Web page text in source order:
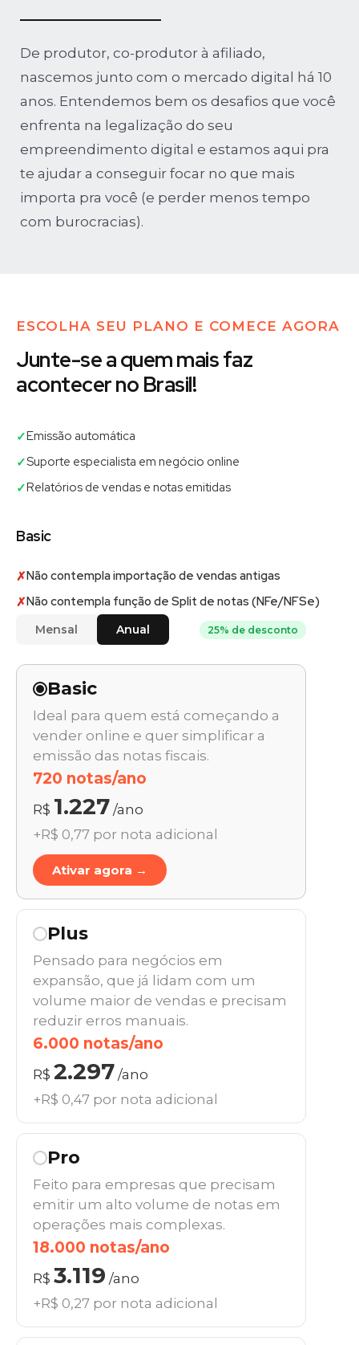
De produtor, co-produtor à afiliado,
nascemos junto com o mercado digital há 10
anos. Entendemos bem os desafios que você
enfrenta na legalização do seu
empreendimento digital e estamos aqui pra
te ajudar a conseguir focar no que mais
importa pra você (e perder menos tempo
com burocracias).
ESCOLHA SEU PLANO E COMECE AGORA
Junte-se a quem mais faz
acontecer no Brasil!
✓Emissão automática
✓Suporte especialista em negócio online
✓Relatórios de vendas e notas emitidas
Basic
✗Não contempla importação de vendas antigas
✗Não contempla função de Split de notas (NFe/NFSe)
Mensal Anual 25% de desconto
Basic
Ideal para quem está começando a
vender online e quer simplificar a
emissão das notas fiscais.
720 notas/ano
R$ 1.227 /ano
+R$ 0,77 por nota adicional
Ativar agora →
Plus
Pensado para negócios em
expansão, que já lidam com um
volume maior de vendas e precisam
reduzir erros manuais.
6.000 notas/ano
R$ 2.297 /ano
+R$ 0,47 por nota adicional
Pro
Feito para empresas que precisam
emitir um alto volume de notas em
operações mais complexas.
18.000 notas/ano
R$ 3.119 /ano
+R$ 0,27 por nota adicional